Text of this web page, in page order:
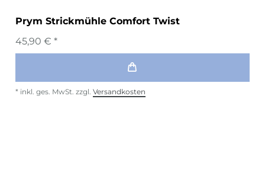
Prym Strickmühle Comfort Twist
45,90 € *
* inkl. ges. MwSt. zzgl. Versandkosten